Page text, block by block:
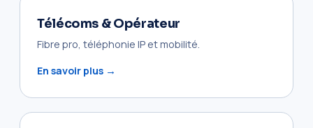
Télécoms & Opérateur
Fibre pro, téléphonie IP et mobilité.
En savoir plus →